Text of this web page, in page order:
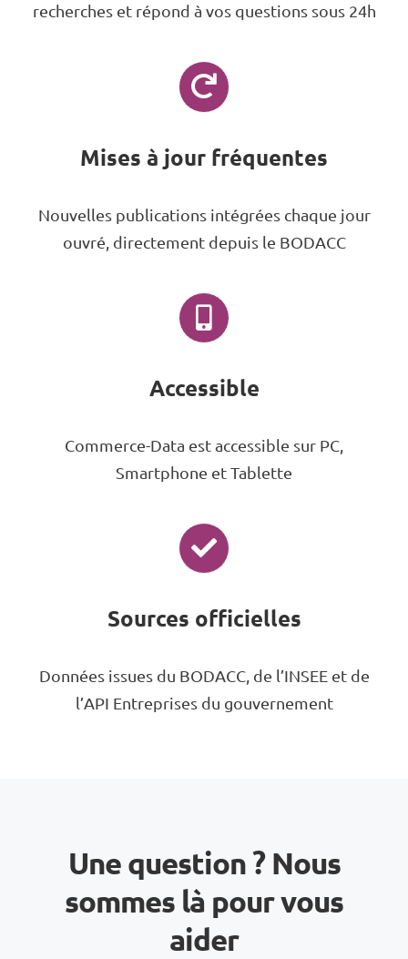
recherches et répond à vos questions sous 24h
Mises à jour fréquentes
Nouvelles publications intégrées chaque jour
ouvré, directement depuis le BODACC
Accessible
Commerce-Data est accessible sur PC,
Smartphone et Tablette
Sources officielles
Données issues du BODACC, de l’INSEE et de
l’API Entreprises du gouvernement
Une question ? Nous
sommes là pour vous
aider